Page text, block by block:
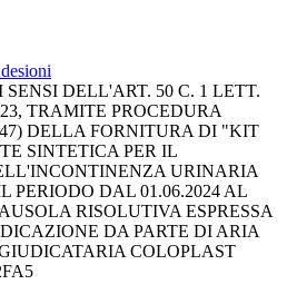
DELL'ART. 50 C. 1 LETT.
TRAMITE PROCEDURA
DELLA FORNITURA DI "KIT
SINTETICA PER IL
URINARIA
PERIODO DAL 01.06.2024 AL
RISOLUTIVA ESPRESSA
DA PARTE DI ARIA
COLOPLAST